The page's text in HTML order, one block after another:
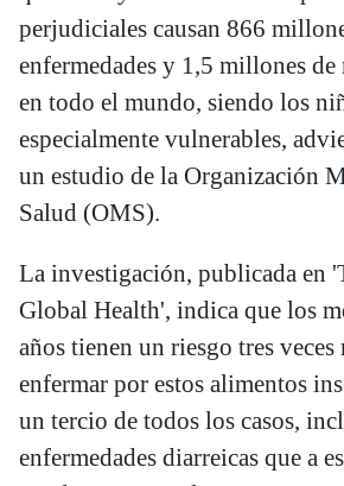
perjudiciales causan 866
enfermedades y 1,5 millones de
en todo el mundo, siendo los
especialmente vulnerables,
un estudio de la Organización
Salud (OMS).
La investigación, publicada en
Global Health', indica que los
años tienen un riesgo tres veces
enfermar por estos alimentos
un tercio de todos los casos,
enfermedades diarreicas que a